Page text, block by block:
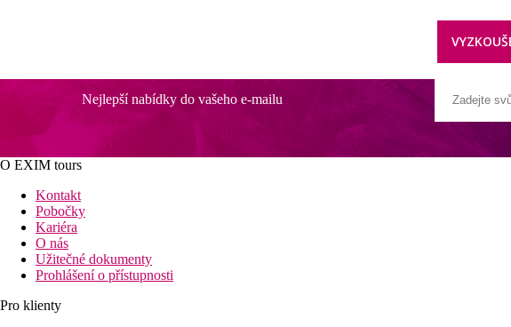
Nejlepší nabídky do vašeho e-mailu
O EXIM tours
Kontakt
Pobočky
Kariéra
O nás
Užitečné dokumenty
Prohlášení o přístupnosti
Pro klienty